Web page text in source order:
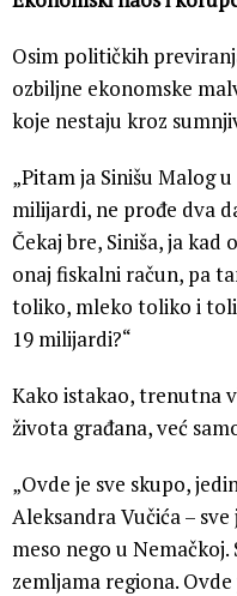
Osim političkih
ozbiljne ekonomske
koje nestaju kroz
„Pitam ja Sinišu Malog
milijardi, ne prođe dva
Čekaj bre, Siniša, ja
onaj fiskalni račun, pa
toliko, mleko toliko i
19 milijardi?“
Kako istakao, trenutna
života građana, već
„Ovde je sve skupo,
Aleksandra Vučića –
meso nego u
zemljama regiona.